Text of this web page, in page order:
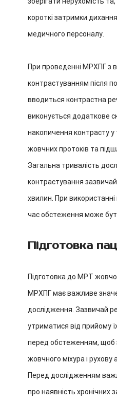
короткі затримки
медичного персоналу.
При проведенні МРХПГ з
контрастуванням після
вводиться контрастна
виконується додаткове
накопичення контрасту у
жовчних протоків та
Загальна тривалість
контрастування
хвилин. При
час обстеження може
Підготовка
Підготовка до МРТ
МРХПГ має важливе
дослідження. Зазвичай
утриматися від прийому
перед обстеженням, щоб
жовчного міхура і рухову
Перед дослідженням
про наявність хронічних